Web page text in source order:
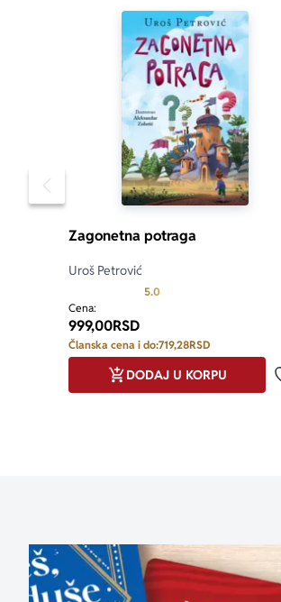
Pomeranje sadržaja slajdera u levo
Zagonetna potraga
Uroš Petrović
5.0
Cena:
999,00RSD
Članska cena i do:719,28RSD
DODAJ U KORPU